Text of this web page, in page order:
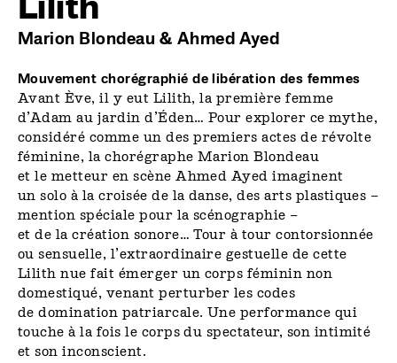
Marion Blondeau & Ahmed Ayed
Mouvement chorégraphié de libération des femmes
Avant Ève, il y eut Lilith, la première femme
d’Adam au jardin d’Éden… Pour explorer ce mythe,
considéré comme un des premiers actes de révolte
féminine, la chorégraphe Marion Blondeau
et le metteur en scène Ahmed Ayed imaginent
un solo à la croisée de la danse, des arts plastiques –
mention spéciale pour la scéno­graphie –
et de la création sonore… Tour à tour contorsionnée
ou sensuelle, l’extraordinaire gestuelle de cette
Lilith nue fait émerger un corps féminin non
domestiqué, venant perturber les codes
de domination patriarcale. Une ­performance qui
touche à la fois le corps du spectateur, son intimité
et son inconscient.